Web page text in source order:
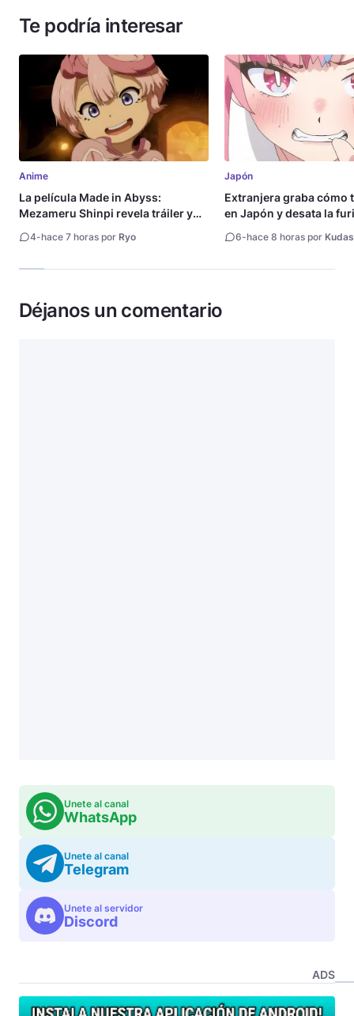
Te podría interesar
Anime
La película Made in Abyss:
Mezameru Shinpi revela tráiler y
4-hace 7 horas por Ryo
Japón
Extranjera graba cómo
en Japón y desata la
6-hace 8 horas por
Déjanos un comentario
Unete al canal
WhatsApp
Unete al canal
Telegram
Unete al servidor
Discord
ADS